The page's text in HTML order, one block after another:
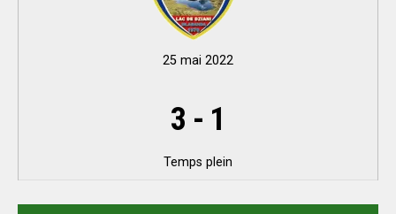
25 mai 2022
3 - 1
Temps plein